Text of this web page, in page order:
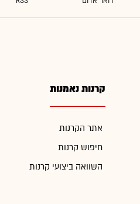
קרנות נאמנות
אתר הקרנות
חיפוש קרנות
השוואה ביצועי קרנות